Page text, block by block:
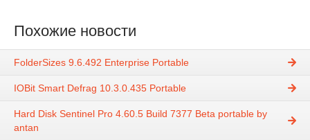
Похожие новости
FolderSizes 9.6.492 Enterprise Portable
IOBit Smart Defrag 10.3.0.435 Portable
Hard Disk Sentinel Pro 4.60.5 Build 7377 Beta portable by
antan